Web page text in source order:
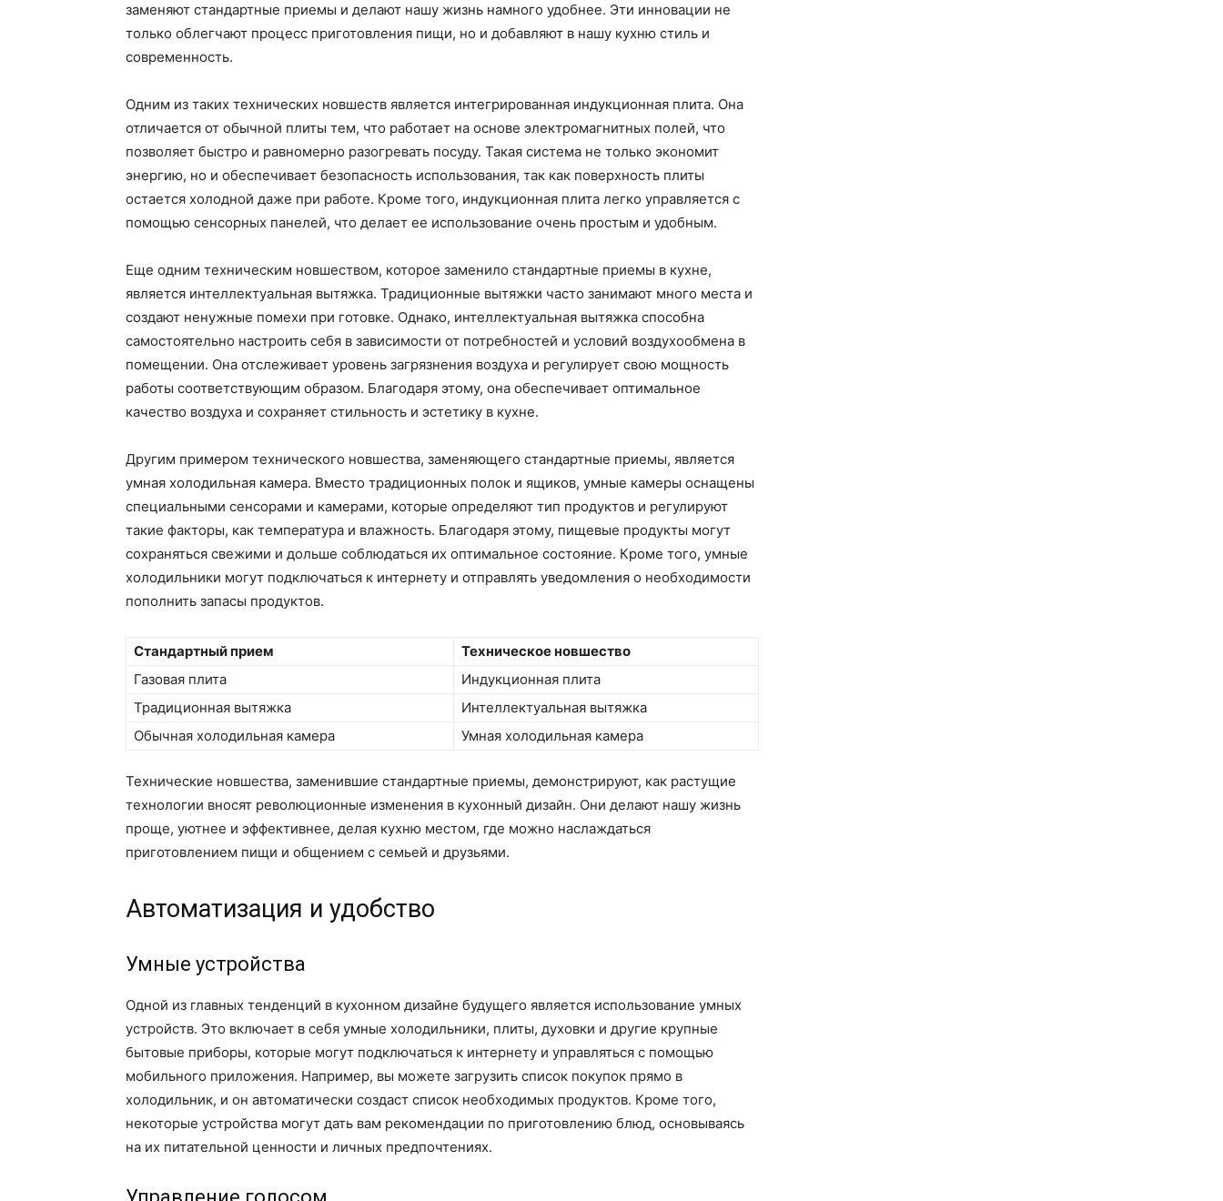
заменяют стандартные приемы и делают нашу жизнь намного удобнее. Эти инновации не
только облегчают процесс приготовления пищи, но и добавляют в нашу кухню стиль и
современность.
Одним из таких технических новшеств является интегрированная индукционная плита. Она
отличается от обычной плиты тем, что работает на основе электромагнитных полей, что
позволяет быстро и равномерно разогревать посуду. Такая система не только экономит
энергию, но и обеспечивает безопасность использования, так как поверхность плиты
остается холодной даже при работе. Кроме того, индукционная плита легко управляется с
помощью сенсорных панелей, что делает ее использование очень простым и удобным.
Еще одним техническим новшеством, которое заменило стандартные приемы в кухне,
является интеллектуальная вытяжка. Традиционные вытяжки часто занимают много места и
создают ненужные помехи при готовке. Однако, интеллектуальная вытяжка способна
самостоятельно настроить себя в зависимости от потребностей и условий воздухообмена в
помещении. Она отслеживает уровень загрязнения воздуха и регулирует свою мощность
работы соответствующим образом. Благодаря этому, она обеспечивает оптимальное
качество воздуха и сохраняет стильность и эстетику в кухне.
Другим примером технического новшества, заменяющего стандартные приемы, является
умная холодильная камера. Вместо традиционных полок и ящиков, умные камеры оснащены
специальными сенсорами и камерами, которые определяют тип продуктов и регулируют
такие факторы, как температура и влажность. Благодаря этому, пищевые продукты могут
сохраняться свежими и дольше соблюдаться их оптимальное состояние. Кроме того, умные
холодильники могут подключаться к интернету и отправлять уведомления о необходимости
пополнить запасы продуктов.
Стандартный прием
Техническое новшество
Газовая плита
Индукционная плита
Традиционная вытяжка
Интеллектуальная вытяжка
Обычная холодильная камера
Умная холодильная камера
Технические новшества, заменившие стандартные приемы, демонстрируют, как растущие
технологии вносят революционные изменения в кухонный дизайн. Они делают нашу жизнь
проще, уютнее и эффективнее, делая кухню местом, где можно наслаждаться
приготовлением пищи и общением с семьей и друзьями.
Автоматизация и удобство
Умные устройства
Одной из главных тенденций в кухонном дизайне будущего является использование умных
устройств. Это включает в себя умные холодильники, плиты, духовки и другие крупные
бытовые приборы, которые могут подключаться к интернету и управляться с помощью
мобильного приложения. Например, вы можете загрузить список покупок прямо в
холодильник, и он автоматически создаст список необходимых продуктов. Кроме того,
некоторые устройства могут дать вам рекомендации по приготовлению блюд, основываясь
на их питательной ценности и личных предпочтениях.